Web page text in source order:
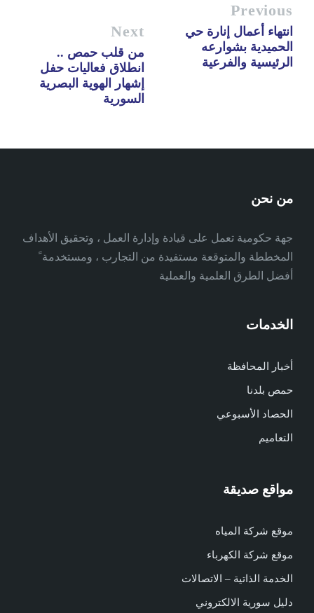
Previous
انتهاء أعمال إنارة حي
الحميدية بشوارعه
الرئيسية والفرعية
Next
من قلب حمص ..
انطلاق فعاليات حفل
إشهار الهوية البصرية
السورية
من نحن
جهة حكومية تعمل على قيادة وإدارة العمل ، وتحقيق الأهداف
المخططة والمتوقعة مستفيدة من التجارب ، ومستخدمة ً
أفضل الطرق العلمية والعملية
الخدمات
أخبار المحافظة
حمص بلدنا
الحصاد الأسبوعي
التعاميم
مواقع صديقة
موقع شركة المياه
موقع شركة الكهرباء
الخدمة الذاتية – الاتصالات
دليل سورية الالكتروني